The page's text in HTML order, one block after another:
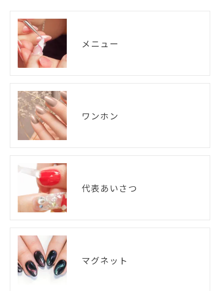
メニュー
ワンホン
代表あいさつ
マグネット